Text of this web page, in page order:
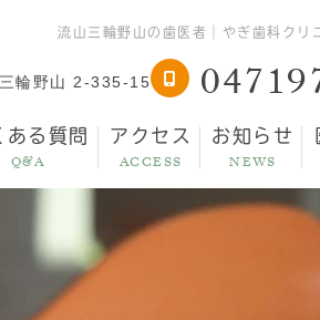
流山三輪野山の歯医者｜やぎ歯科クリ
輪野山 2-335-15
ある質問
Q&A
アクセス
ACCESS
お知らせ
NEWS